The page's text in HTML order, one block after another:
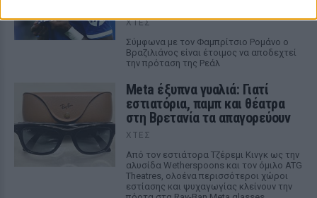
ΧΤΕΣ
Σύμφωνα με τον Φαμπρίτσιο Ρομάνο ο
Βραζιλιάνος είναι έτοιμος να αποδεχτεί
την πρόταση της Ρεάλ
Meta έξυπνα γυαλιά: Γιατί
εστιατόρια, παμπ και θέατρα
στη Βρετανία τα απαγορεύουν
ΧΤΕΣ
Από τον εστιάτορα Τζέρεμι Κινγκ ως την
αλυσίδα Wetherspoons και τον όμιλο ATG
Theatres, ολοένα περισσότεροι χώροι
εστίασης και ψυχαγωγίας κλείνουν την